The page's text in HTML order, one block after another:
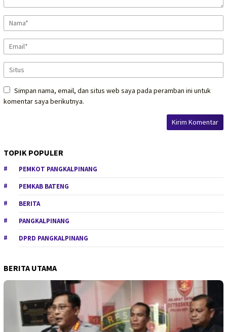
Simpan nama, email, dan situs web saya pada peramban ini untuk
komentar saya berikutnya.
TOPIK POPULER
PEMKOT PANGKALPINANG
PEMKAB BATENG
BERITA
PANGKALPINANG
DPRD PANGKALPINANG
BERITA UTAMA